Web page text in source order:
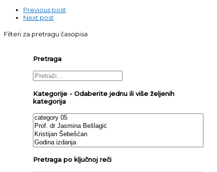
Previous post
Next post
Filteri za pretragu časopisa
Pretraga
Kategorije - Odaberite jednu ili više željenih
kategorija
Pretraga po ključnoj reči